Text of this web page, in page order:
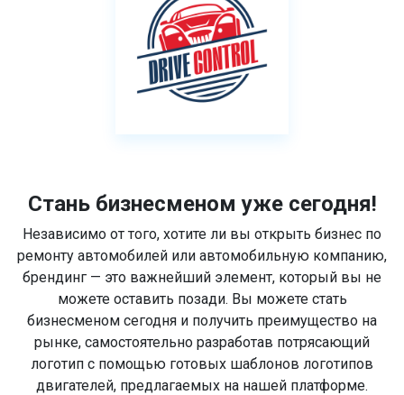
Стань бизнесменом уже сегодня!
Независимо от того, хотите ли вы открыть бизнес по
ремонту автомобилей или автомобильную компанию,
брендинг — это важнейший элемент, который вы не
можете оставить позади. Вы можете стать
бизнесменом сегодня и получить преимущество на
рынке, самостоятельно разработав потрясающий
логотип с помощью готовых шаблонов логотипов
двигателей, предлагаемых на нашей платформе.